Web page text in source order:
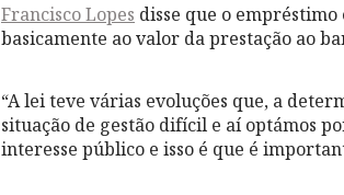
Francisco Lopes disse que o
basicamente ao valor da prestação ao
“A lei teve várias evoluções que, a
situação de gestão difícil e aí optámos
interesse público e isso é que é